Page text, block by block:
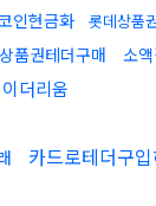
인현금화 롯데상품
품권테더구매 소
이더리움
카드로테더구